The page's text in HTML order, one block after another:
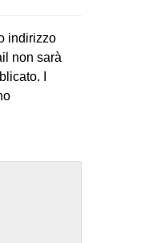
indirizzo
non sarà